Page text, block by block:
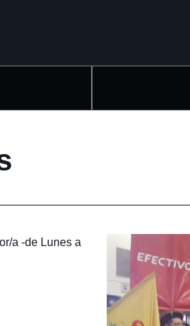
a -de Lunes a